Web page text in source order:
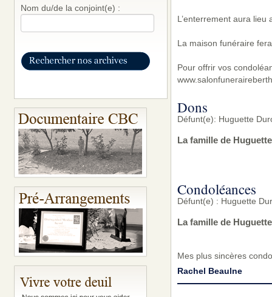
Nom du/de la conjoint(e) :
L’enterrement aura
La maison funéraire
Pour offrir vos
Dons
Défunt(e): Huguette
La famille de
Condoléances
Défunt(e) : Huguette
La famille de
Mes plus sincères
Rachel Beaulne